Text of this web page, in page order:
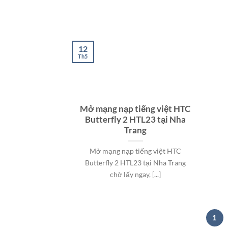
Mở mạng nạp tiếng việt HTC
Butterfly 2 HTL23 tại Nha
Trang
Mở mạng nạp tiếng việt HTC
Butterfly 2 HTL23 tại Nha Trang
chờ lấy ngay, [...]
12
Th5
1